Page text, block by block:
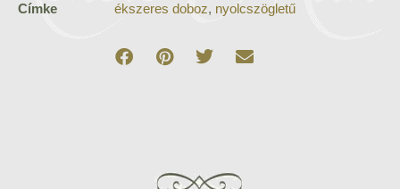
Címke
ékszeres doboz, nyolcszögletű